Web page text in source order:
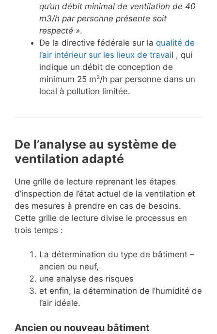
qu’un débit minimal de ventilation de 40
m3/h par personne présente soit
respecté ».
De la directive fédérale sur la qualité de
l’air intérieur sur les lieux de travail , qui
indique un débit de conception de
minimum 25 m³/h par personne dans un
local à pollution limitée.
De l’analyse au système de
ventilation adapté
Une grille de lecture reprenant les étapes
d’inspection de l’état actuel de la ventilation et
des mesures à prendre en cas de besoins.
Cette grille de lecture divise le processus en
trois temps :
La détermination du type de bâtiment –
ancien ou neuf,
une analyse des risques
et enfin, la détermination de l’humidité de
l’air idéale.
Ancien ou nouveau bâtiment